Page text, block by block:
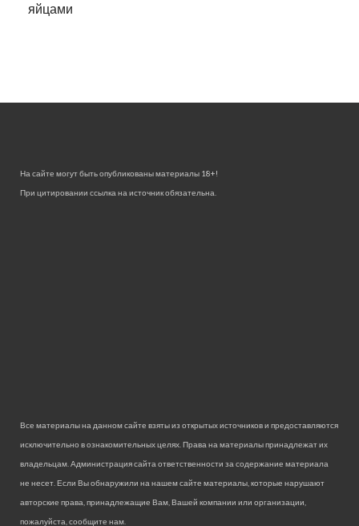
яйцами
На сайте могут быть опубликованы материалы 18+!
При цитировании ссылка на источник обязательна.
Все материалы на данном сайте взяты из открытых источников и предоставляются
исключительно в ознакомительных целях. Права на материалы принадлежат их
владельцам. Администрация сайта ответственности за содержание материала
не несет. Если Вы обнаружили на нашем сайте материалы, которые нарушают
авторские права, принадлежащие Вам, Вашей компании или организации,
пожалуйста, сообщите нам.